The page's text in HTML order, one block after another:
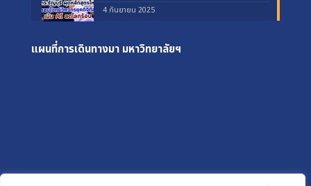
4 กันยายน 2025
แผนที่การเดินทางมา มหาวิทยาลัยฯ